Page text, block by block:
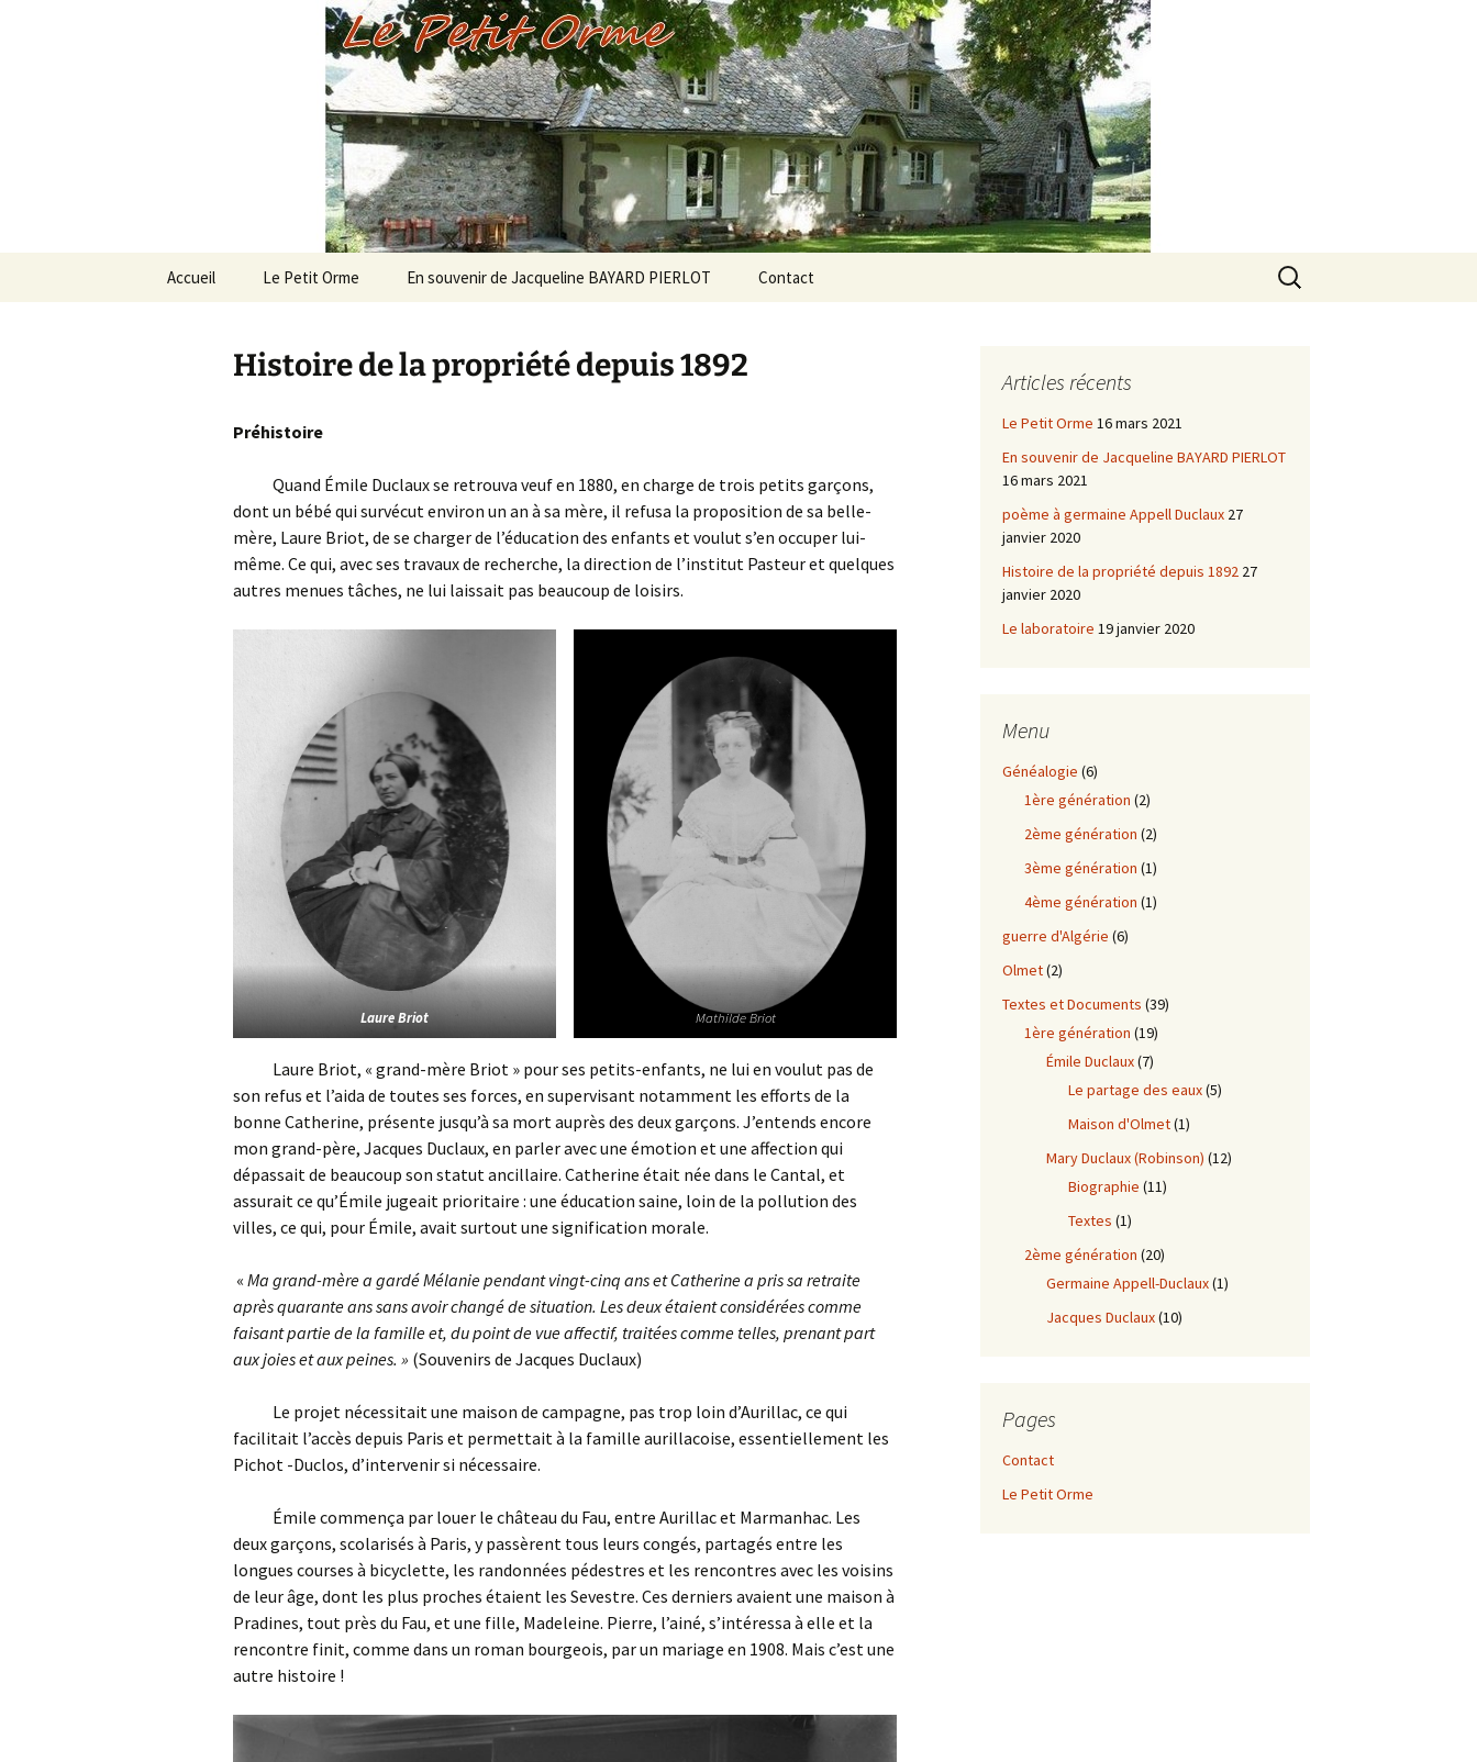
Le Petit Orme
Accueil Le Petit Orme En souvenir de Jacqueline BAYARD PIERLOT Contact
Rechercher :
Histoire de la propriété depuis 1892
Préhistoire
Quand Émile Duclaux se retrouva veuf en 1880, en charge de trois petits garçons,
dont un bébé qui survécut environ un an à sa mère, il refusa la proposition de sa belle-
mère, Laure Briot, de se charger de l’éducation des enfants et voulut s’en occuper lui-
même. Ce qui, avec ses travaux de recherche, la direction de l’institut Pasteur et quelques
autres menues tâches, ne lui laissait pas beaucoup de loisirs.
Laure Briot Mathilde Briot
Laure Briot, « grand-mère Briot » pour ses petits-enfants, ne lui en voulut pas de
son refus et l’aida de toutes ses forces, en supervisant notamment les efforts de la
bonne Catherine, présente jusqu’à sa mort auprès des deux garçons. J’entends encore
mon grand-père, Jacques Duclaux, en parler avec une émotion et une affection qui
dépassait de beaucoup son statut ancillaire. Catherine était née dans le Cantal, et
assurait ce qu’Émile jugeait prioritaire : une éducation saine, loin de la pollution des
villes, ce qui, pour Émile, avait surtout une signification morale.
« Ma grand-mère a gardé Mélanie pendant vingt-cinq ans et Catherine a pris sa retraite
après quarante ans sans avoir changé de situation. Les deux étaient considérées comme
faisant partie de la famille et, du point de vue affectif, traitées comme telles, prenant part
aux joies et aux peines. » (Souvenirs de Jacques Duclaux)
Le projet nécessitait une maison de campagne, pas trop loin d’Aurillac, ce qui
facilitait l’accès depuis Paris et permettait à la famille aurillacoise, essentiellement les
Pichot -Duclos, d’intervenir si nécessaire.
Émile commença par louer le château du Fau, entre Aurillac et Marmanhac. Les
deux garçons, scolarisés à Paris, y passèrent tous leurs congés, partagés entre les
longues courses à bicyclette, les randonnées pédestres et les rencontres avec les voisins
de leur âge, dont les plus proches étaient les Sevestre. Ces derniers avaient une maison à
Pradines, tout près du Fau, et une fille, Madeleine. Pierre, l’ainé, s’intéressa à elle et la
rencontre finit, comme dans un roman bourgeois, par un mariage en 1908. Mais c’est une
autre histoire !
Articles récents
Le Petit Orme 16 mars 2021
En souvenir de Jacqueline BAYARD PIERLOT
16 mars 2021
poème à germaine Appell Duclaux 27
janvier 2020
Histoire de la propriété depuis 1892 27
janvier 2020
Le laboratoire 19 janvier 2020
Menu
Généalogie (6)
1ère génération (2)
2ème génération (2)
3ème génération (1)
4ème génération (1)
guerre d'Algérie (6)
Olmet(2)
Textes et Documents (39)
1ère génération (19)
Émile Duclaux(7)
Le partage des eaux(5)
Maison d'Olmet(1)
Mary Duclaux (Robinson) (12)
Biographie (11)
Textes (1)
2ème génération (20)
Germaine Appell-Duclaux(1)
Jacques Duclaux(10)
Pages
Contact
Le Petit Orme